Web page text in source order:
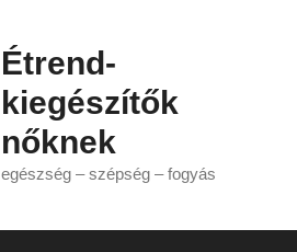
Étrend-
kiegészítők
nőknek
egészség – szépség – fogyás